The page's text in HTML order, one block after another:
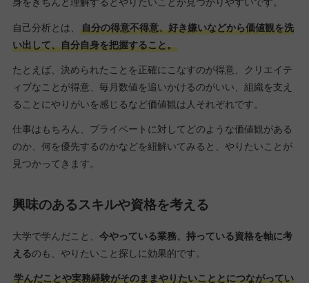
身をきちんと理解するとやりたいことが見つかりやすいです。
自己分析とは、
自分の得意不得意、好き嫌いなどから価値観を洗
い出して、自分自身を把握すること。
たとえば、決められたことを正確にこなすのが得意、クリエイテ
ィブなことが得意、毎月数値を追いかけるのがいい、組織を支え
ることにやりがいを感じるなど価値観は人それぞれです。
仕事はもちろん、プライベートに対してどのような価値観がある
のか、何を優先するのかなどを紐解いてみると、やりたいことが
見つかってきます。
興味のあるスキルや資格を考える
大学で学んだこと、 今やっている業務、持っている資格を軸に考
えるのも、やりたいこと探しに効果的です。
学んだことや実務経験がそのままやりたいこととにつながってい